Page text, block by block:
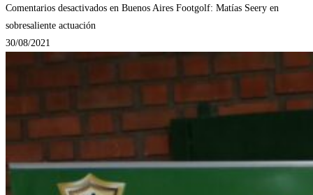
Comentarios desactivados en Buenos Aires Footgolf: Matías Seery en
sobresaliente actuación
30/08/2021